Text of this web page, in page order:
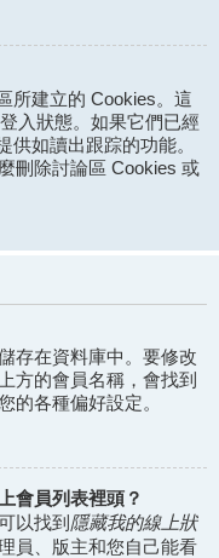
所建立的 Cookies。這
入狀態。如果它們已經
供如讀出跟踪的功能。
刪除討論區 Cookies 或
存在資料庫中。要修改
方的會員名稱，會找到
的各種偏好設定。
會員列表裡頭？
以找到 隱藏我的線上狀
員、版主和您自己能看